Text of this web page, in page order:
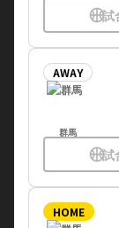
sports_basketball試
AWAY
群馬
sports_basketball試
HOME